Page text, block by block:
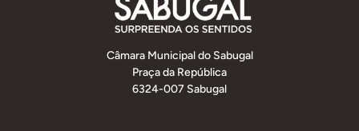
Câmara Municipal do Sabugal
Praça da República
6324-007 Sabugal